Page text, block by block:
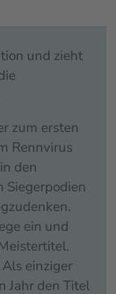
und zieht
zum ersten
Rennvirus
den
Siegerpodien
ein und
einziger
Jahr den Titel